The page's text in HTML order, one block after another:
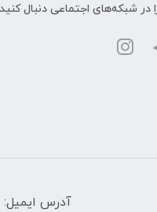
در شبکه‌های اجتماعی دنبال
آدرس ایمیل: